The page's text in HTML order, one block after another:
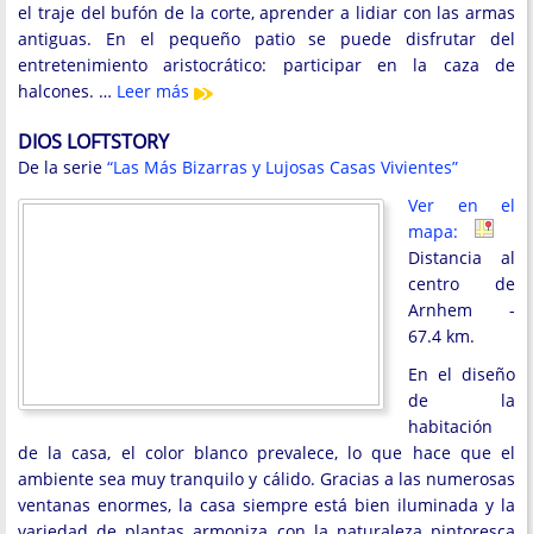
el traje del bufón de la corte, aprender a lidiar con las armas
antiguas. En el pequeño patio se puede disfrutar del
entretenimiento aristocrático: participar en la caza de
halcones. … Leer más
DIOS LOFTSTORY
De la serie “Las Más Bizarras y Lujosas Casas Vivientes”
Ver en el
mapa:
Distancia al
centro de
Arnhem -
67.4 km.
En el diseño
de la
habitación
de la casa, el color blanco prevalece, lo que hace que el
ambiente sea muy tranquilo y cálido. Gracias a las numerosas
ventanas enormes, la casa siempre está bien iluminada y la